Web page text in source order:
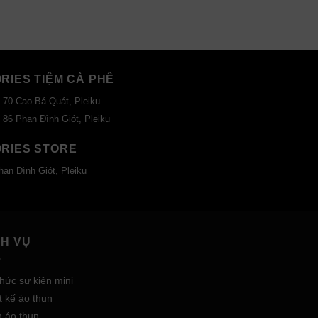
TIỆM CÀ PHÊ
70 Cao Bá Quát, Pleiku
86 Phan Đình Giót, Pleiku
STORE
Đình Giót, Pleiku
VỤ
sự kiện mini
kế áo thun